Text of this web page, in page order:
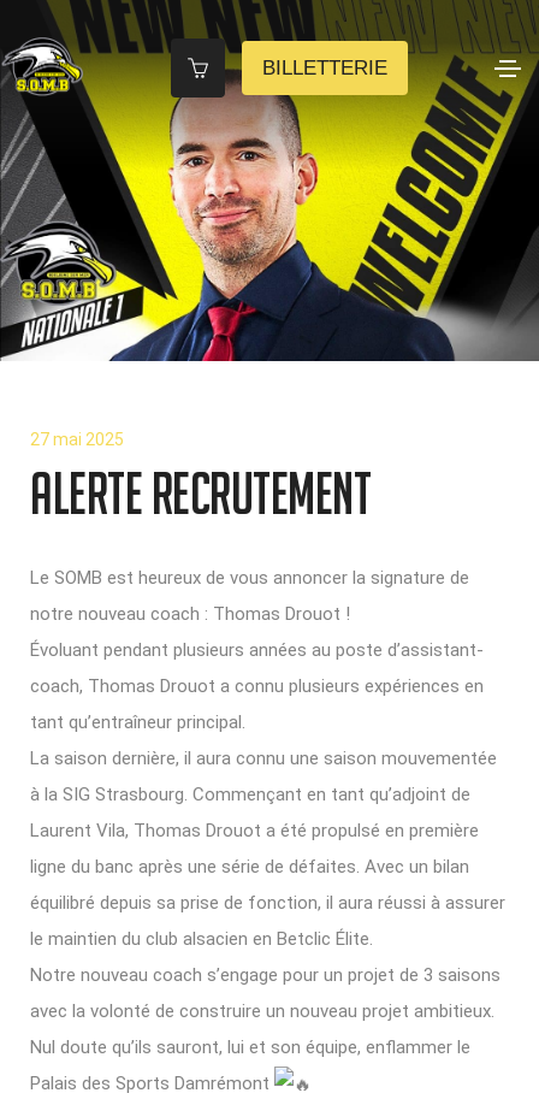
BILLETTERIE
27 mai 2025
ALERTE RECRUTEMENT
Le SOMB est heureux de vous annoncer la signature de
notre nouveau coach : Thomas Drouot !
Évoluant pendant plusieurs années au poste d’assistant-
coach, Thomas Drouot a connu plusieurs expériences en
tant qu’entraîneur principal.
La saison dernière, il aura connu une saison mouvementée
à la SIG Strasbourg. Commençant en tant qu’adjoint de
Laurent Vila, Thomas Drouot a été propulsé en première
ligne du banc après une série de défaites. Avec un bilan
équilibré depuis sa prise de fonction, il aura réussi à assurer
le maintien du club alsacien en Betclic Élite.
Notre nouveau coach s’engage pour un projet de 3 saisons
avec la volonté de construire un nouveau projet ambitieux.
Nul doute qu’ils sauront, lui et son équipe, enflammer le
Palais des Sports Damrémont